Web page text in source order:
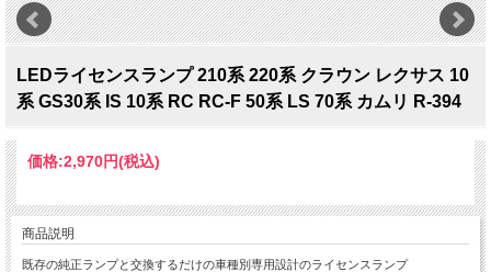
LEDライセンスランプ 210系 220系 クラウン レクサス 10
系 GS30系 IS 10系 RC RC-F 50系 LS 70系 カムリ R-394
価格:2,970円(税込)
商品説明
既存の純正ランプと交換するだけの車種別専用設計のライセンスランプ